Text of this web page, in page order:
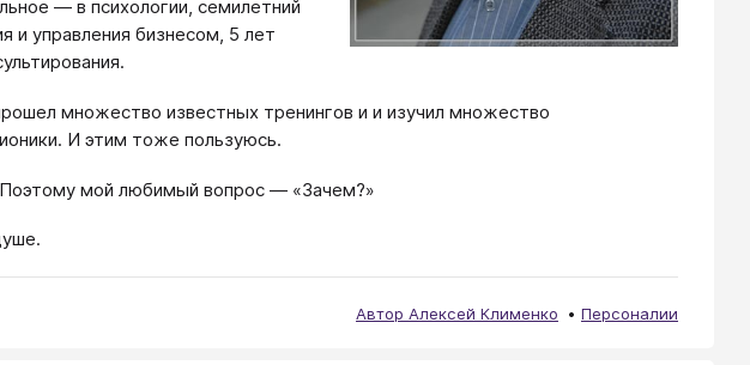
— в психологии, семилетний
и управления бизнесом, 5 лет
множество известных тренингов и и изучил множество
И этим тоже пользуюсь.
мой любимый вопрос — «Зачем?»
Автор Алексей Клименко Персоналии